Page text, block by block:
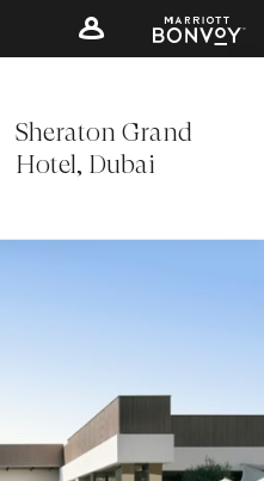
Sheraton Grand
Hotel, Dubai